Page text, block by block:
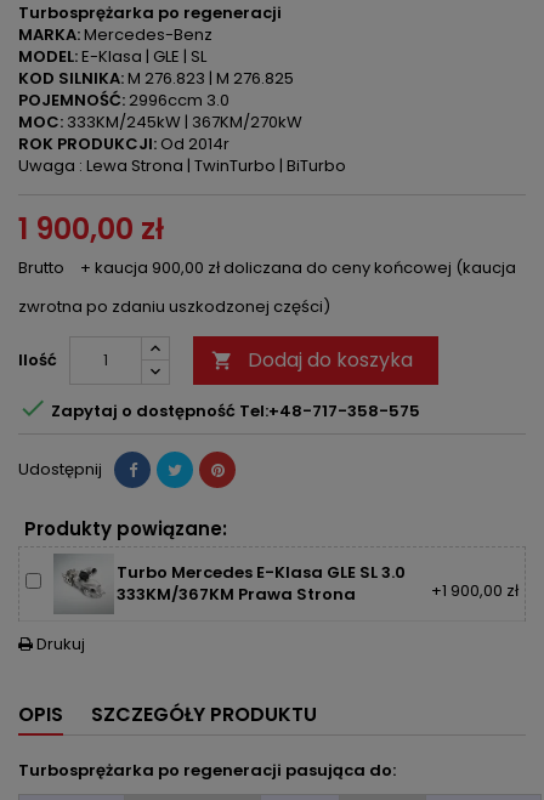
Turbosprężarka po regeneracji
MARKA:Mercedes-Benz
MODEL:E-Klasa | GLE | SL
KOD SILNIKA:M 276.823 | M 276.825
POJEMNOŚĆ: 2996ccm 3.0
MOC: 333KM/245kW | 367KM/270kW
ROK PRODUKCJI: Od 2014r
Uwaga : Lewa Strona | TwinTurbo | BiTurbo
1 900,00 zł
Brutto
+ kaucja 900,00 zł doliczana do ceny końcowej (kaucja
zwrotna po zdaniu uszkodzonej części)
Ilość  Dodaj do koszyka
 Zapytaj o dostępność Tel:+48-717-358-575
Udostępnij
Produkty powiązane:
Turbo Mercedes E-Klasa GLE SL 3.0
333KM/367KM Prawa Strona
+1 900,00 zł
 Drukuj
OPIS SZCZEGÓŁY PRODUKTU
Turbosprężarka po regeneracji pasująca do: